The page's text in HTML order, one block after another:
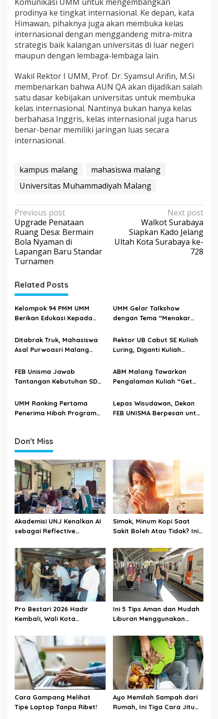
prodinya ke tingkat internasional. Ke depan, kata
Himawan, pihaknya juga akan membuka kelas
internasional dengan menggandeng mitra-mitra
strategis baik kalangan universitas di luar negeri
maupun dengan lembaga-lembaga lain.
Wakil Rektor I UMM, Prof. Dr. Syamsul Arifin, M.Si
membenarkan bahwa AUN QA akan dijadikan salah
satu dasar kebijakan universitas untuk membuka
kelas internasional. Nantinya bukan hanya kelas
berbahasa Inggris, kelas internasional juga harus
benar-benar memiliki jaringan luas secara
internasional.
kampus malang
mahasiswa malang
Universitas Muhammadiyah Malang
P
o
s
t
n
a
v
i
g
a
t
o
Previous post
Upgrade Penataan
Ruang Desa: Bermain
Bola Nyaman di
Lapangan Baru Standar
Turnamen
Next post
Walkot Surabaya
Siapkan Kado Jelang
Ultah Kota Surabaya ke-
728
Related Posts
Kelompok 94 PMM UMM
Berikan Edukasi Kepada
Tentang TOGA
UMM Gelar Talkshow
dengan Tema “Menakar
dalam Mempersiapkan SDM
Unggul dan Daya Saing
Ditabrak Truk, Mahasiswa
Asal Purwoasri Malang
Jombang
Rektor UB Cabut SE Kuliah
Luring, Diganti Kuliah
FEB Unisma Jawab
Tantangan Kebutuhan SDM
ABM Malang Tawarkan
Pengalaman Kuliah “Get
UMM Ranking Pertama
Penerima Hibah Program
Lepas Wisudawan, Dekan
FEB UNISMA Berpesan untuk
Don't Miss
Akademisi UNJ Kenalkan AI
sebagai Reflective
SD Kota Depok
Simak, Minum Kopi Saat
Sakit Boleh Atau Tidak? Ini
Pro Bestari 2026 Hadir
Kembali, Wali Kota
Berprestasi Raih
Pendidikan Tinggi
Ini 5 Tips Aman dan Mudah
Liburan Menggunakan
Cara Gampang Melihat
Tipe Laptop Tanpa Ribet!
Ayo Memilah Sampah dari
Rumah, Ini Tiga Cara Jitu